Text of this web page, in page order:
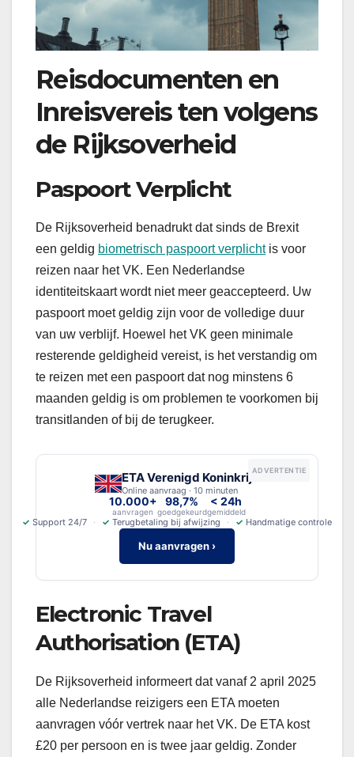
Reisdocumenten en
Inreisvereis ten volgens
de Rijksoverheid
Paspoort Verplicht
De Rijksoverheid benadrukt dat sinds de Brexit
een geldig biometrisch paspoort verplichtis voor
reizen naar het VK. Een Nederlandse
identiteitskaart wordt niet meer geaccepteerd. Uw
paspoort moet geldig zijn voor de volledige duur
van uw verblijf. Hoewel het VK geen minimale
resterende geldigheid vereist, is het verstandig om
te reizen met een paspoort dat nog minstens 6
maanden geldig is om problemen te voorkomen bij
transitlanden of bij de terugkeer.
ADVERTENTIE
ETA Verenigd Koninkrijk
Online aanvraag · 10 minuten
10.000+
aanvragen
98,7%
goedgekeurd
< 24h
gemiddeld
✓ Support 24/7 ✓ Terugbetaling bij afwijzing ✓ Handmatige controle
Nu aanvragen ›
Electronic Travel
Authorisation (ETA)
De Rijksoverheid informeert dat vanaf 2 april 2025
alle Nederlandse reizigers een ETA moeten
aanvragen vóór vertrek naar het VK. De ETA kost
£20 per persoon en is twee jaar geldig. Zonder